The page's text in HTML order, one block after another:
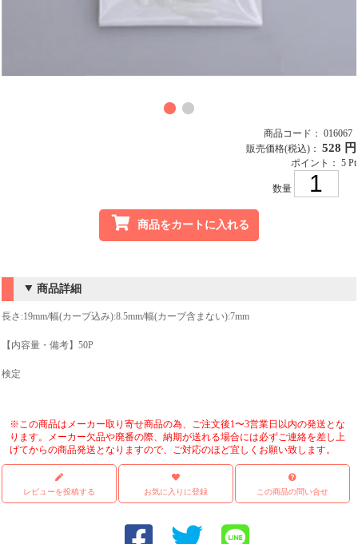
商品コード： 016067
販売価格(税込)： 528 円
ポイント： 5 Pt
数量
商品をカートに入れる
商品詳細
長さ:19mm/幅(カーブ込み):8.5mm/幅(カーブ含まない):7mm
【内容量・備考】50P
検定
※この商品はメーカー取り寄せ商品の為、ご注文後1〜3営業日以内の発送とな
ります。メーカー欠品や廃番の際、納期が送れる場合には必ずご連絡を差し上
げてからの商品発送となりますので、ご対応のほど宜しくお願い致します。
レビューを投稿する お気に入りに登録 この商品の問い合せ